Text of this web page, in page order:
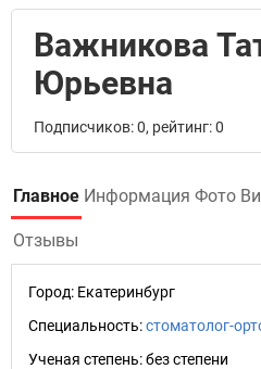
Важникова
Юрьевна
Подписчиков: 0, рейтинг: 0
Главное Информация Фото
Отзывы
Город: Екатеринбург
Специальность:стоматолог-
Ученая степень:без степени